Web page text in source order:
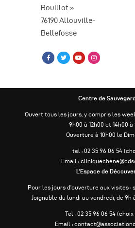
Bouillot »
76190 Allouville-
Bellefosse
Centre de
Ouvert tous les jours, y compris les
9h00 à 12h00 et 14h00 à
Ouverture à 10h00 le
tel : 02 35 96 06 54
Email :
L’Espace de
Pour les jours d’ouverture aux visites :
Joignable du lundi au vendredi, de 9h
Tel : 02 35 96 06 54 (choix
Email :